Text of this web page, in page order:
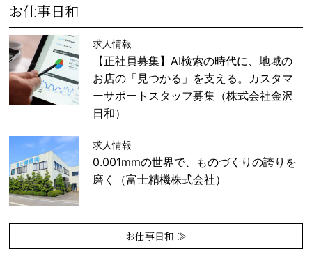
お仕事日和
求人情報
【正社員募集】AI検索の時代に、地域の
お店の「見つかる」を支える。カスタマ
ーサポートスタッフ募集（株式会社金沢
日和）
求人情報
0.001mmの世界で、ものづくりの誇りを
磨く（富士精機株式会社）
お仕事日和 ≫